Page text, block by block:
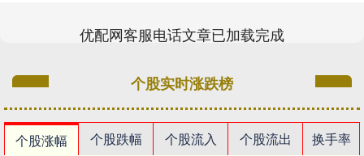
优配网客服电话文章已加载完成
个股实时涨跌榜
个股涨幅 个股跌幅 个股流入 个股流出
换手率